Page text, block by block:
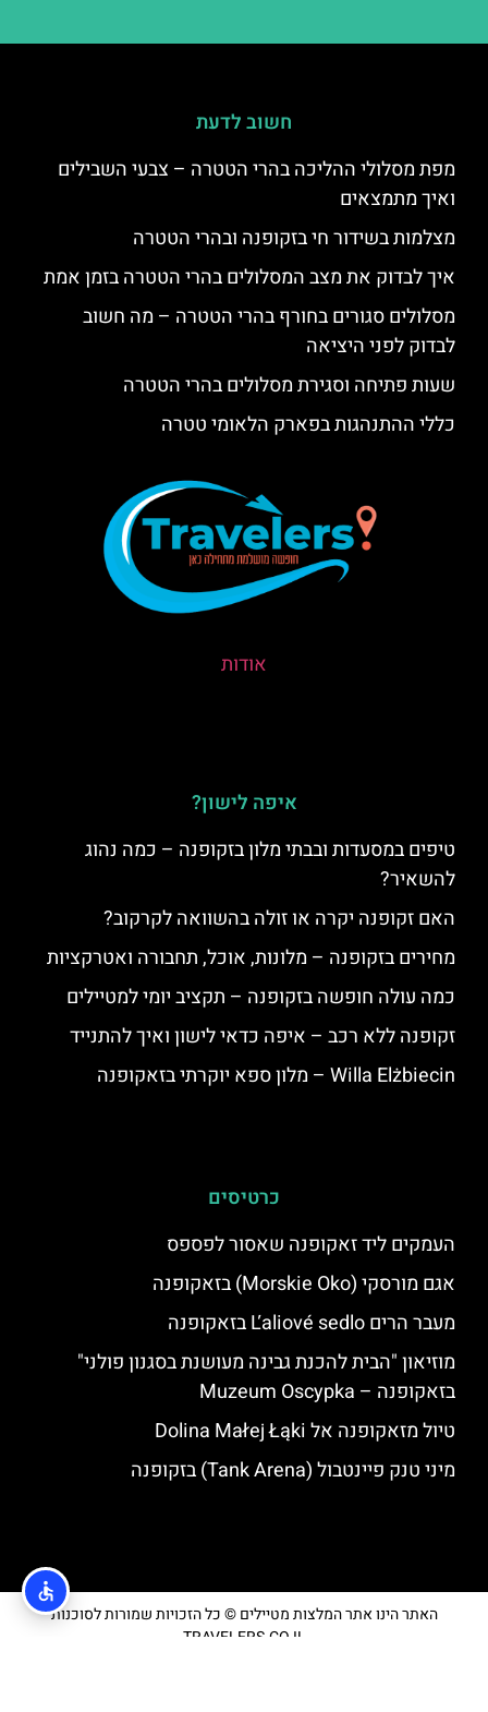
חשוב לדעת
מפת מסלולי ההליכה בהרי הטטרה – צבעי השבילים
ואיך מתמצאים
מצלמות בשידור חי בזקופנה ובהרי הטטרה
איך לבדוק את מצב המסלולים בהרי הטטרה בזמן אמת
מסלולים סגורים בחורף בהרי הטטרה – מה חשוב
לבדוק לפני היציאה
שעות פתיחה וסגירת מסלולים בהרי הטטרה
כללי ההתנהגות בפארק הלאומי טטרה
אודות
איפה לישון?
טיפים במסעדות ובבתי מלון בזקופנה – כמה נהוג
להשאיר?
האם זקופנה יקרה או זולה בהשוואה לקרקוב?
מחירים בזקופנה – מלונות, אוכל, תחבורה ואטרקציות
כמה עולה חופשה בזקופנה – תקציב יומי למטיילים
זקופנה ללא רכב – איפה כדאי לישון ואיך להתנייד
Willa Elżbiecin – מלון ספא יוקרתי בזאקופנה
כרטיסים
העמקים ליד זאקופנה שאסור לפספס
אגם מורסקי (Morskie Oko) בזאקופנה
מעבר הרים Ľaliové sedlo בזאקופנה
מוזיאון "הבית להכנת גבינה מעושנת בסגנון פולני"
בזאקופנה – Muzeum Oscypka
טיול מזאקופנה אל Dolina Małej Łąki
מיני טנק פיינטבול (Tank Arena) בזקופנה
האתר הינו אתר המלצות מטיילים © כל הזכויות שמורות לסוכנות
TRAVELERS.CO.IL